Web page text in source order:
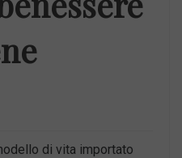
di vita importato